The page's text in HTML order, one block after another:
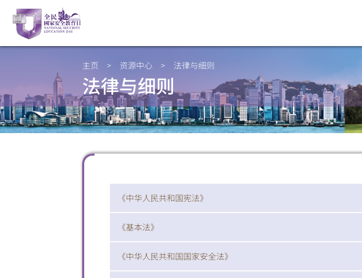
主页 > 资源中心 > 法律与细则
法律与细则
《中华人民共和国宪法》
《基本法》
《中华人民共和国国家安全法》